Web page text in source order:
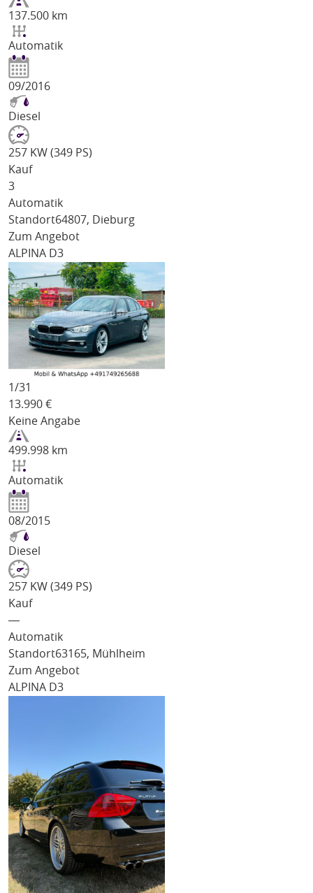
137.500 km
Automatik
09/2016
Diesel
257 KW (349 PS)
Kauf
3
Automatik
Standort64807, Dieburg
Zum Angebot
ALPINA D3
1/31
13.990 €
Keine Angabe
499.998 km
Automatik
08/2015
Diesel
257 KW (349 PS)
Kauf
―
Automatik
Standort63165, Mühlheim
Zum Angebot
ALPINA D3